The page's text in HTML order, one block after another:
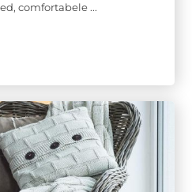
comfortabele ...